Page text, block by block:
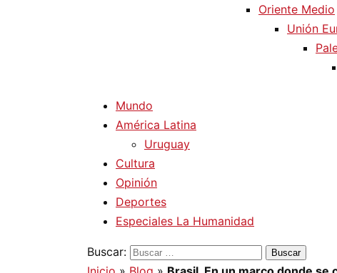
Oriente Medio
Unión
Mundo
América Latina
Uruguay
Cultura
Opinión
Deportes
Especiales La Humanidad
Buscar: